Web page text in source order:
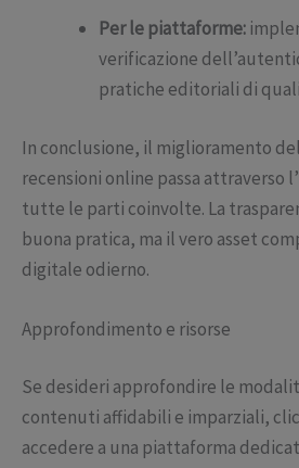
Per le piattaforme:
verificazione
pratiche editoriali di
In conclusione, il miglioramento
recensioni online passa attraverso
tutte le parti coinvolte. La
buona pratica, ma il vero asset
digitale odierno.
Approfondimento e risorse
Se desideri approfondire le
contenuti affidabili e imparziali,
accedere a una piattaforma